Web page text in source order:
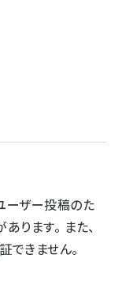
ーザー投稿のた
ります。 また、
きません。